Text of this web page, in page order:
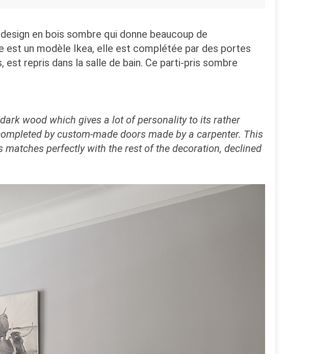
en bois sombre qui donne beaucoup de
un modèle Ikea, elle est complétée par des portes
est repris dans la salle de bain. Ce parti-pris sombre
wood which gives a lot of personality to its rather
by custom-made doors made by a carpenter. This
perfectly with the rest of the decoration, declined